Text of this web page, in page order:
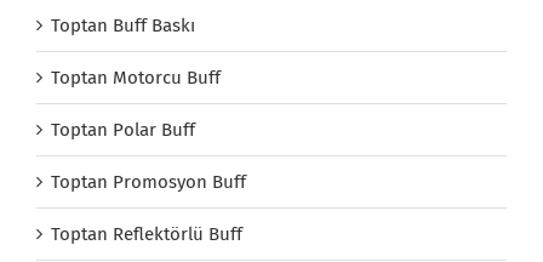
Toptan Buff Baskı
Toptan Motorcu Buff
Toptan Polar Buff
Toptan Promosyon Buff
Toptan Reflektörlü Buff